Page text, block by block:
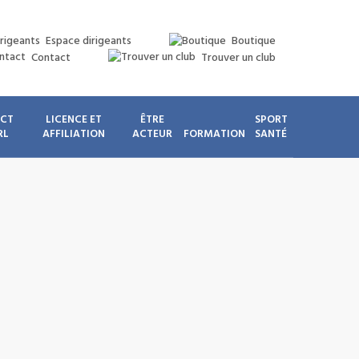
Espace dirigeants
Boutique
Contact
Trouver un club
LICENCE ET
AFFILIATION
ÊTRE
ACTEUR
FORMATION
SPORT
SANTÉ